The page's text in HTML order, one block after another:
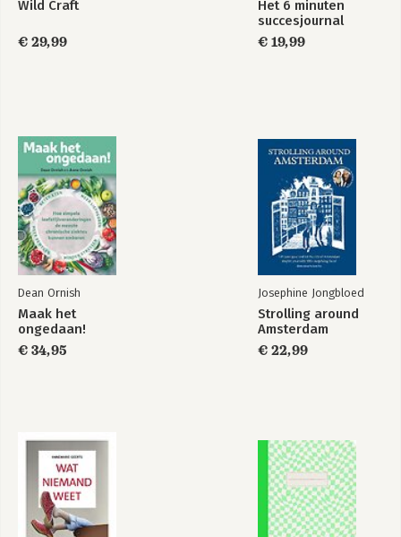
Wild Craft
€ 29,99
Het 6 minuten
succesjournal
€ 19,99
Dean Ornish
Maak het
ongedaan!
€ 34,95
Josephine Jongbloed
Strolling around
Amsterdam
€ 22,99